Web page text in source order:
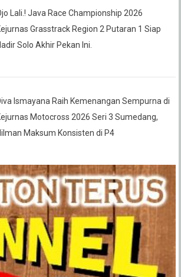
Lali.! Java Race Championship 2026
Grasstrack Region 2 Putaran 1 Siap
Solo Akhir Pekan Ini.
Ismayana Raih Kemenangan Sempurna di
Motocross 2026 Seri 3 Sumedang,
Maksum Konsisten di P4